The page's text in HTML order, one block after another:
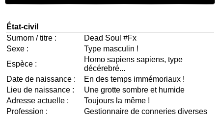
État-civil
Surnom / titre :
Dead Soul #Fx
Sexe :
Type masculin !
Espèce :
Homo sapiens sapiens, type
décérebré...
Date de naissance :
En des temps immémoriaux !
Lieu de naissance :
Une grotte sombre et humide
Adresse actuelle :
Toujours la même !
Profession :
Gestionnaire de conneries diverses